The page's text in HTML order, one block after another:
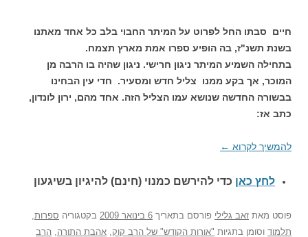
חיים סבתו החל לפרוט על המיתר החבוי בלב כל אחד מאתנו
בשנת תשנ"ז, בה הופיע ספרו אמת מארץ תצמח.
בתחילה השמיע המיתר ניגון חרישי. ניגון שהיה בו הרבה מן
המוכר, אך בקע ממנו צליל חדש ומסעיר. חדי עין הבחינו
בבשורה החדשה שנושא עמו הצליל הזה. אחד מהם, ירון לונדון,
כתב אז:
להמשיך לקרוא ←
לחץ כאן כדי להירשם כמנוי (חינם) להיגיון בשיגעון
פוסט מאת זאב גלילי פורסם בתאריך 6 בינואר 2009 בקטגוריה ספרות,
תלמוד וסומן בתגיות "אורות הקודש" של הרב קוק, אהבת התורה, הרב